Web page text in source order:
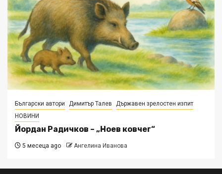
Български автори Димитър Талев
Държавен зрелостен изпит
НОВИНИ
Йордан Радичков – „Ноев ковчег“
5 месеца ago Ангелина Иванова